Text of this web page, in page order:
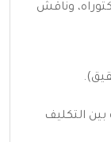
وناقش
بين التكليف